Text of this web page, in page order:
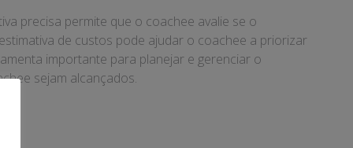
precisa permite que o coachee avalie se o
de custos pode ajudar o coachee a priorizar
importante para planejar e gerenciar o
sejam alcançados.